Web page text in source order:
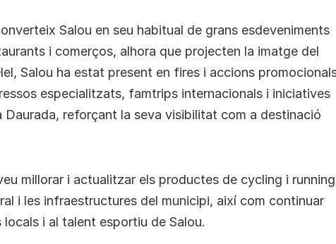
Salou en seu habitual de grans esdeveniments
i comerços, alhora que projecten la imatge del
Salou ha estat present en fires i accions
especialitzats, famtrips internacionals i iniciatives
Daurada, reforçant la seva visibilitat com a destinació
millorar i actualitzar els productes de cycling i
i les infraestructures del municipi, així com continuar
i al talent esportiu de Salou.